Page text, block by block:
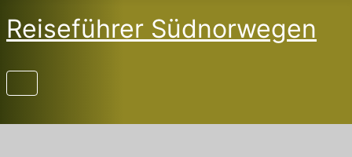
Reiseführer Südnorwegen